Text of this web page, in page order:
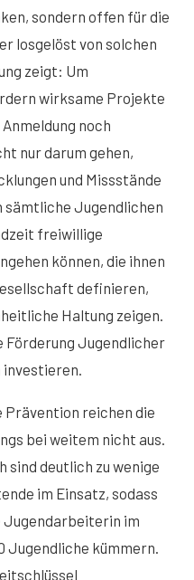
sondern offen für die
losgelöst von solchen
zeigt: Um
wirksame Projekte
noch
nur darum gehen,
und Missstände
sämtliche Jugendlichen
freiwillige
können, die ihnen
definieren,
Haltung zeigen.
Förderung Jugendlicher
investieren.
reichen die
bei weitem nicht aus.
sind deutlich zu wenige
im Einsatz, sodass
Jugendarbeiterin im
Jugendliche kümmern.